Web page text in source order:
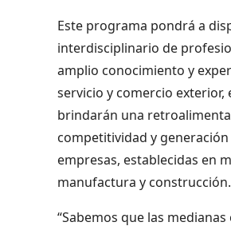
Este programa pondrá a
interdisciplinario de
amplio conocimiento y
servicio y comercio
brindarán una
competitividad y
empresas, establecidas en
manufactura y construcción.
“Sabemos que las